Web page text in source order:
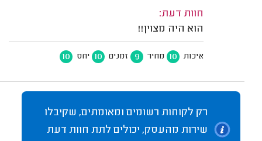
חוות דעת:
הוא היה מצוין!!
איכות 10 מחיר 9 זמנים 10 יחס 10
רק לקוחות רשומים ומאומתים, שקיבלו
שירות מהעסק, יכולים לתת חוות דעת